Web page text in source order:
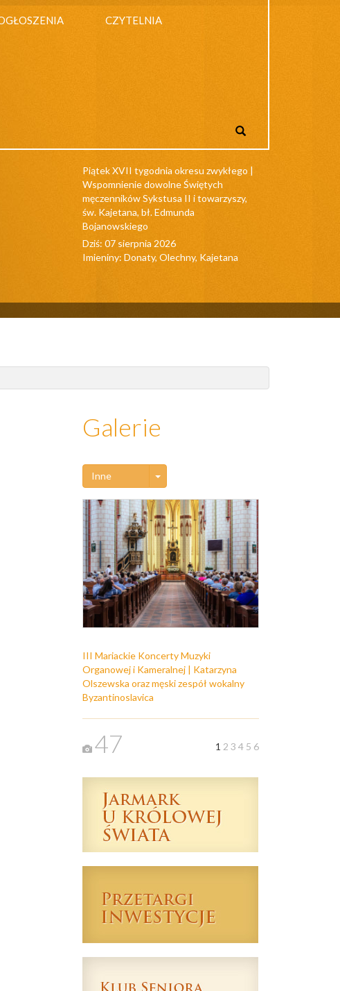
CZYTELNIA
Piątek XVII tygodnia okresu zwykłego |
Wspomnienie dowolne Świętych
męczenników Sykstusa II i towarzyszy,
św. Kajetana, bł. Edmunda
Bojanowskiego
Dziś: 07 sierpnia 2026
Imieniny: Donaty, Olechny, Kajetana
Galerie
Inne Toggle Dropdown
III Mariackie Koncerty Muzyki
Organowej i Kameralnej | Katarzyna
Olszewska oraz męski zespół wokalny
Byzantinoslavica
47 1 2 3 4 5 6